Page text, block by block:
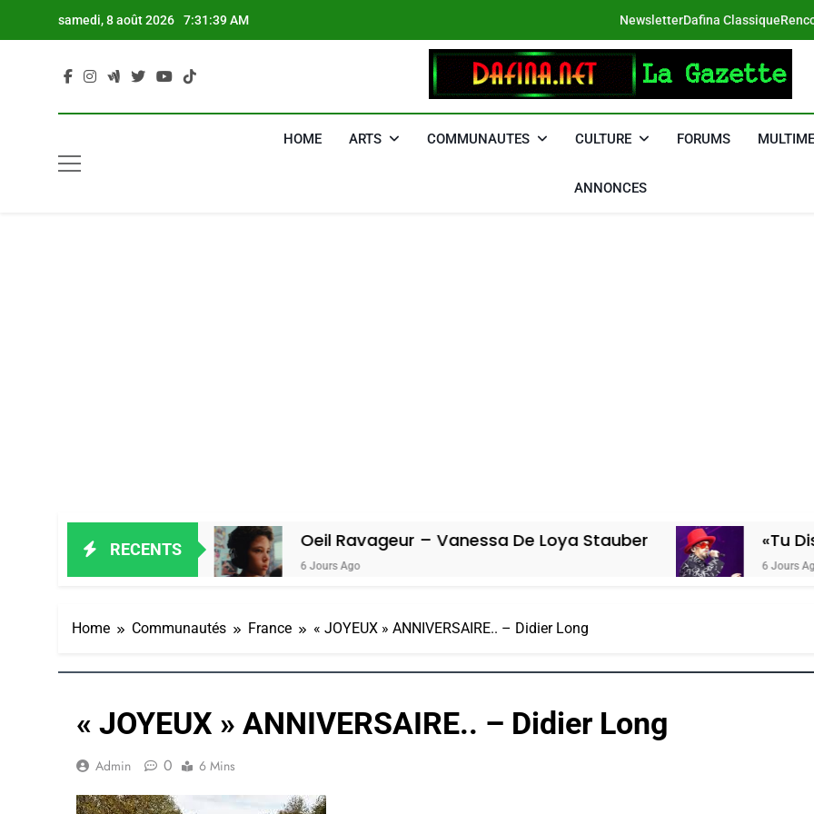
samedi, 8 août 2026 7:31:40 AM NewsletterDafina Classique
DAFINA
HOME ARTS COMMUNAUTES CULTURE FORUMS
ANNONCES
RECENTS
Amiel Oeil Ravageur – Vanessa De Loya Stauber
6 Jours Ago
«Tu Dis
6 Jours Ago
Home Communautés France « JOYEUX » ANNIVERSAIRE.. – Didier Long
« JOYEUX » ANNIVERSAIRE.. – Didier Long
Admin 0 6 Mins